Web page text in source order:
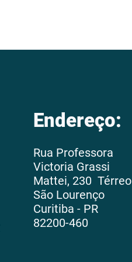
Endereço:
Rua Professora
Victoria Grassi
Mattei, 230 Térreo
São Lourenço
Curitiba - PR
82200-460